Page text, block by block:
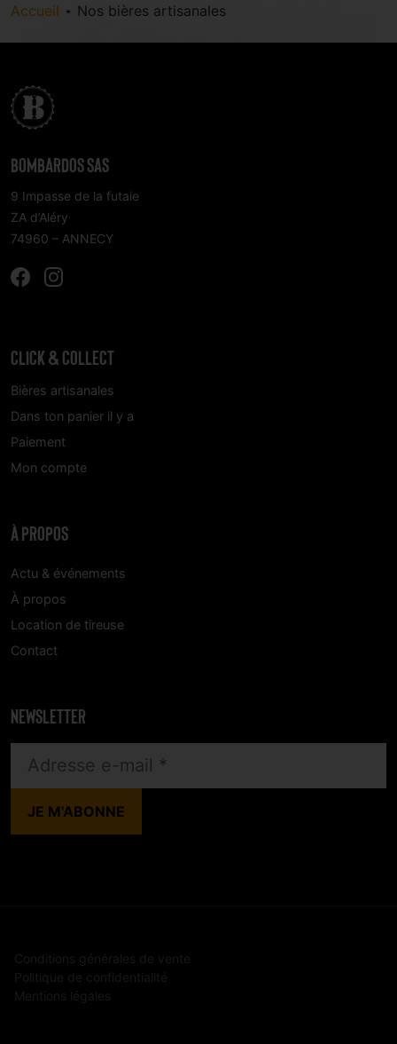
Accueil ⋆ Nos bières artisanales
Bombardos SAS
9 Impasse de la futaie
ZA d’Aléry
74960 – ANNECY
CLICK & COLLECT
Bières artisanales
Dans ton panier il y a
Paiement
Mon compte
À PROPOS
Actu & événements
À propos
Location de tireuse
Contact
NEWSLETTER
Conditions générales de vente
Politique de confidentialité
Mentions légales